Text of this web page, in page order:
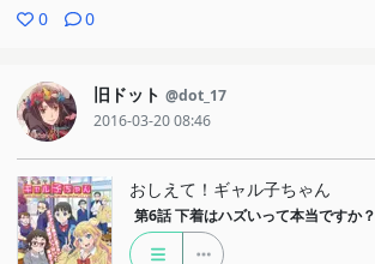
0 0
旧ドット @dot_17
2016-03-20 08:46
おしえて！ギャル子ちゃん
第6話 下着はハズいって本当ですか？